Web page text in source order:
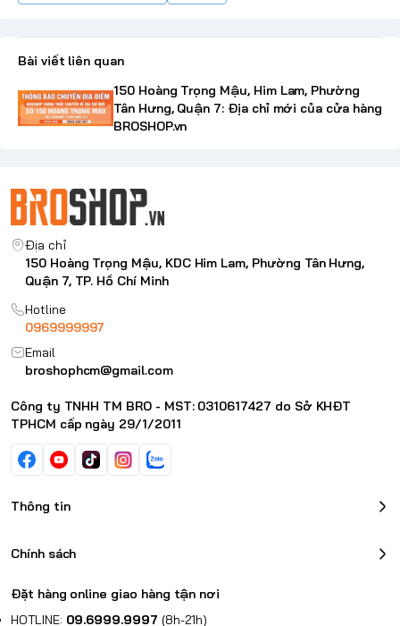
Bài viết liên quan
150 Hoàng Trọng Mậu, Him Lam, Phường
Tân Hưng, Quận 7: Địa chỉ mới của cửa hàng
BROSHOP.vn
Địa chỉ
150 Hoàng Trọng Mậu, KDC Him Lam, Phường Tân Hưng,
Quận 7, TP. Hồ Chí Minh
Hotline
0969999997
Email
broshophcm@gmail.com
Công ty TNHH TM BRO - MST: 0310617427 do Sở KHĐT
TPHCM cấp ngày 29/1/2011
Thông tin
Chính sách
Đặt hàng online giao hàng tận nơi
HOTLINE: 09.6999.9997 (8h-21h)